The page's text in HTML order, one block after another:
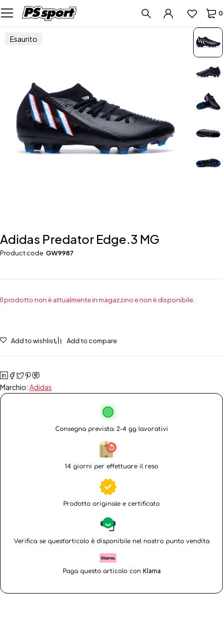
0
Esaurito
Adidas Predator Edge.3 MG
Product code GW9987
Il prodotto non è attualmente in magazzino e non è disponibile.
Add to wishlist Add to compare
Marchio:Adidas
Consegna prevista: 2-4 gg lavorativi
14 giorni per effettuare il reso
Prodotto originale e certificato
Verifica se quest'articolo è disponibile nel nostro punto vendita
Paga questo articolo con Klarna